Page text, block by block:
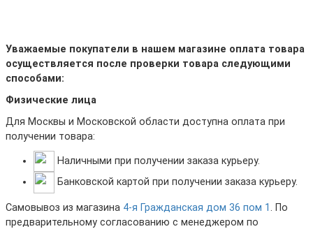
Уважаемые покупатели в нашем магазине оплата товара
осуществляется после проверки товара следующими
способами:
Физические лица
Для Москвы и Московской области доступна оплата при
получении товара:
Наличными при получении заказа курьеру.
Банковской картой при получении заказа курьеру.
Самовывоз из магазина 4-я Гражданская дом 36 пом 1. По
предварительному согласованию с менеджером по